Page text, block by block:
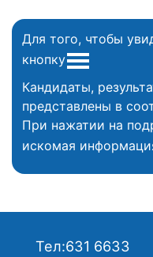
Для того, чтобы
кнопку
Кандидаты,
представлены в
При нажатии на
искомая
Тел:631 6633